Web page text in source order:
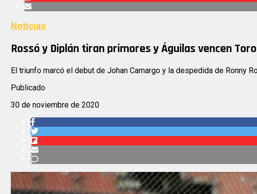
Noticias
Rossó y Diplán tiran primores y Águilas vencen
El triunfo marcó el debut de Johan Camargo y la despedida de Ronny
Publicado
30 de noviembre de 2020